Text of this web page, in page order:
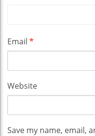
Email *
Website
Save my name, email,